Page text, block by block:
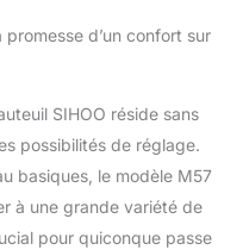
vertébrale. Le siège
cuisses tout en
améliorant la
gardant à l'aise
pendant de longues
heures à votre
d’un confort sur
SIHOO réside sans
possibilités de réglage.
basiques, le modèle M57
à une grande variété de
pour quiconque passe